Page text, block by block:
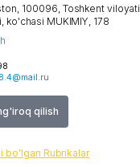
qilish
bo'lgan Rubrikalar
100096, Toshkent viloyati
, ko'chasi MUKIMIY, 178